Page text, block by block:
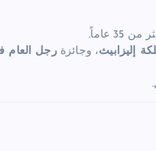
عاماً.
إليزابيث، وجائزةرجل العام في